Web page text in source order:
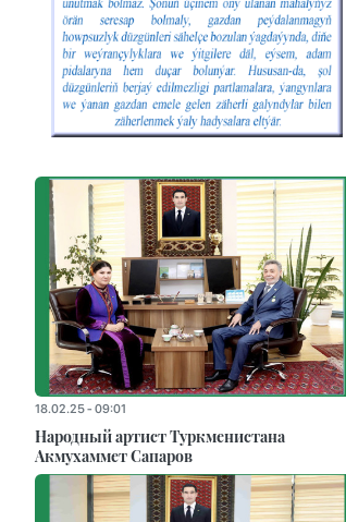
18.02.25 - 09:01
Народный артист Туркменистана
Акмухаммет Сапаров